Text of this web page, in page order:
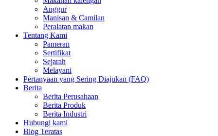
Anggur
Manisan & Camilan
Peralatan makan
Tentang Kami
Pameran
Sertifikat
Sejarah
Melayani
Pertanyaan yang Sering Diajukan (FAQ)
Berita
Berita Perusahaan
Berita Produk
Berita Industri
Hubungi kami
Blog Teratas